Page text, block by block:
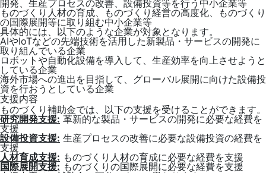
開発、生産プロセスの改善、設備投資等を行う中小企業等
ものづくり人材の育成、ものづくり経営の高度化、ものづくり
の国際展開等に取り組む中小企業等
具体的には、以下のような企業が対象となります。
AIやIoTなどの先端技術を活用した新製品・サービスの開発に
取り組んでいる企業
ロボットや自動化設備を導入して、生産効率を向上させようと
している企業
海外市場への進出を目指して、グローバル展開に向けた設備投
資を行おうとしている企業
支援内容
ものづくり補助金では、以下の支援を受けることができます。
研究開発支援: 革新的な製品・サービスの開発に必要な経費を
支援
設備投資支援: 生産プロセスの改善に必要な設備投資の経費を
支援
人材育成支援: ものづくり人材の育成に必要な経費を支援
国際展開支援: ものづくりの国際展開に必要な経費を支援